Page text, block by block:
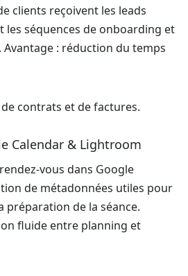
clients reçoivent les leads
les séquences de onboarding et
: réduction du temps
contrats et de factures.
Calendar & Lightroom
dans Google
de métadonnées utiles pour
préparation de la séance.
fluide entre planning et